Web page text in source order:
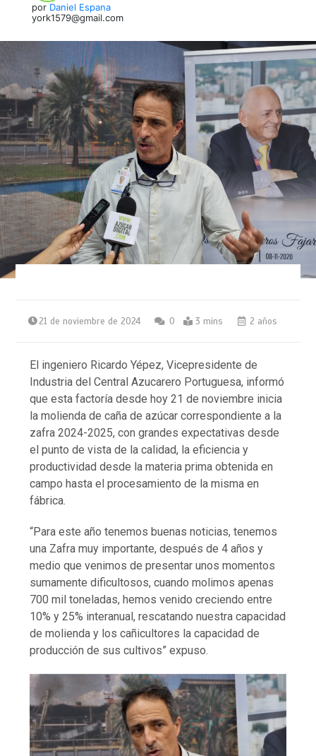
por Daniel Espana
york1579@gmail.com
21 de noviembre de 2024 0 3 mins 2 años
El ingeniero Ricardo Yépez, Vicepresidente de
Industria del Central Azucarero Portuguesa, informó
que esta factoría desde hoy 21 de noviembre inicia
la molienda de caña de azúcar correspondiente a la
zafra 2024-2025, con grandes expectativas desde
el punto de vista de la calidad, la eficiencia y
productividad desde la materia prima obtenida en
campo hasta el procesamiento de la misma en
fábrica.
“Para este año tenemos buenas noticias, tenemos
una Zafra muy importante, después de 4 años y
medio que venimos de presentar unos momentos
sumamente dificultosos, cuando molimos apenas
700 mil toneladas, hemos venido creciendo entre
10% y 25% interanual, rescatando nuestra capacidad
de molienda y los cañicultores la capacidad de
producción de sus cultivos” expuso.